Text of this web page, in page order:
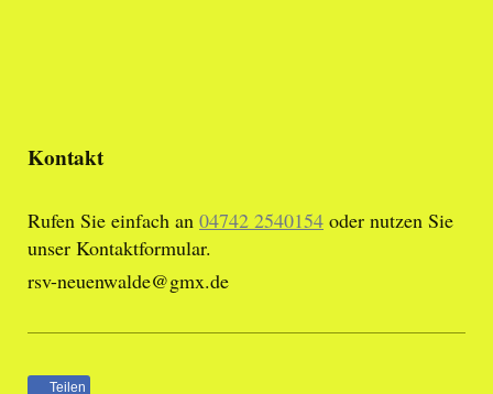
Kontakt
Rufen Sie einfach an 04742 2540154 oder nutzen Sie
unser Kontaktformular.
rsv-neuenwalde@gmx.de
Teilen